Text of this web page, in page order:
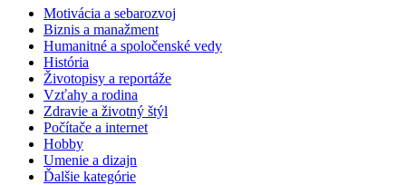
Motivácia a sebarozvoj
Biznis a manažment
Humanitné a spoločenské vedy
História
Životopisy a reportáže
Vzťahy a rodina
Zdravie a životný štýl
Počítače a internet
Hobby
Umenie a dizajn
Ďalšie kategórie